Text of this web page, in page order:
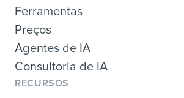
Ferramentas
Preços
Agentes de IA
Consultoria de IA
RECURSOS